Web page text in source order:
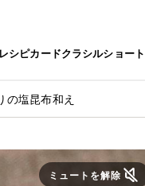
シピカードクラシルショート
の塩昆布和え
ミュートを解除